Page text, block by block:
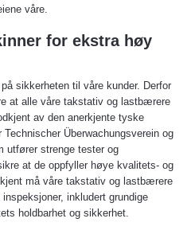
våre.
for ekstra høy
sikkerheten til våre kunder. Derfor
at alle våre takstativ og lastbærere
av den anerkjente tyske
Überwachungsverein og
utfører strenge tester og
at de oppfyller høye kvalitets- og
må våre takstativ og lastbærere
inkludert grundige
holdbarhet og sikkerhet.